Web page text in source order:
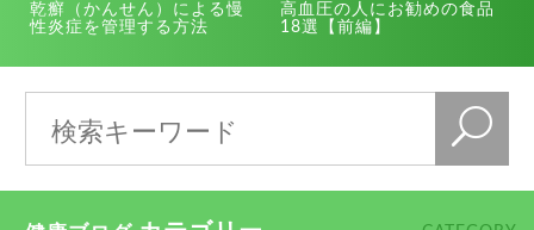
乾癬（かんせん）による慢
性炎症を管理する方法
高血圧の人にお勧めの食品
18選【前編】